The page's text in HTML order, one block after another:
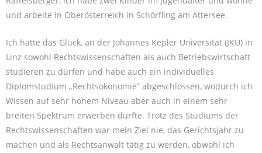
und arbeite in Oberösterreich in Schörfling am Attersee.
Ich hatte das Glück, an der Johannes Kepler Universität (JKU) in
Linz sowohl Rechtswissenschaften als auch Betriebswirtschaft
studieren zu dürfen und habe auch ein individuelles
Diplomstudium „Rechtsökonomie“ abgeschlossen, wodurch ich
Wissen auf sehr hohem Niveau aber auch in einem sehr
breiten Spektrum erwerben durfte. Trotz des Studiums der
Rechtswissenschaften war mein Ziel nie, das Gerichtsjahr zu
machen und als Rechtsanwalt tätig zu werden, obwohl ich